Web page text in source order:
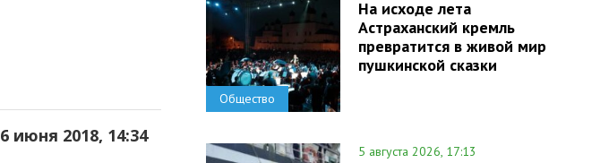
6 июня 2018, 14:34
Общество
На исходе лета
Астраханский кремль
превратится в живой мир
пушкинской сказки
5 августа 2026, 17:13